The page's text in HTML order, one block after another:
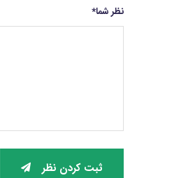
نظر شما*
ثبت کردن نظر